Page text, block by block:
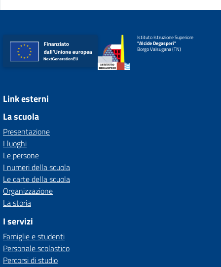
Istituto Istruzione Superiore
"Alcide Degasperi"
Borgo Valsugana (TN)
Link esterni
La scuola
Presentazione
I luoghi
Le persone
I numeri della scuola
Le carte della scuola
Organizzazione
La storia
I servizi
Famiglie e studenti
Personale scolastico
Percorsi di studio